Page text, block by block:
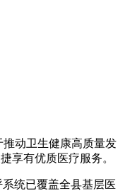
动卫生健康高质量发
享有优质医疗服务。
统已覆盖全县基层医